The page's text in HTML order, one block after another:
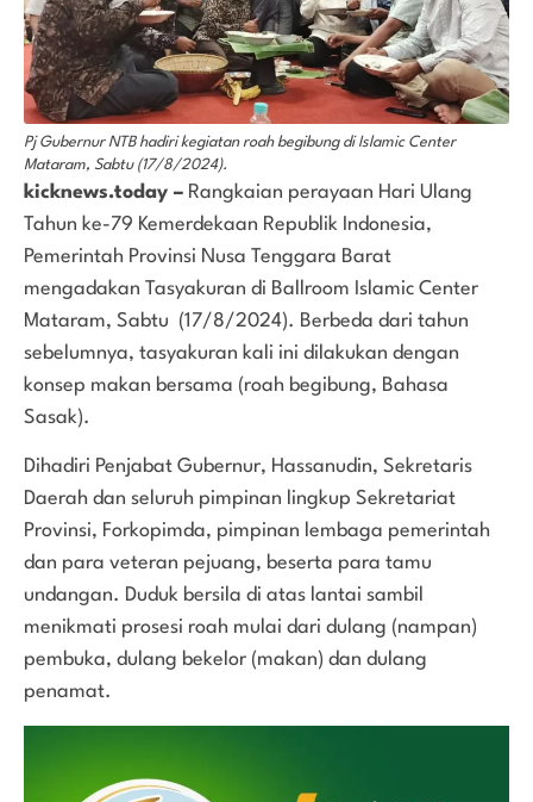
Pj Gubernur NTB hadiri kegiatan roah begibung di Islamic Center
Mataram, Sabtu (17/8/2024).
kicknews.today – Rangkaian perayaan Hari Ulang
Tahun ke-79 Kemerdekaan Republik Indonesia,
Pemerintah Provinsi Nusa Tenggara Barat
mengadakan Tasyakuran di Ballroom Islamic Center
Mataram, Sabtu (17/8/2024). Berbeda dari tahun
sebelumnya, tasyakuran kali ini dilakukan dengan
konsep makan bersama (roah begibung, Bahasa
Sasak).
Dihadiri Penjabat Gubernur, Hassanudin, Sekretaris
Daerah dan seluruh pimpinan lingkup Sekretariat
Provinsi, Forkopimda, pimpinan lembaga pemerintah
dan para veteran pejuang, beserta para tamu
undangan. Duduk bersila di atas lantai sambil
menikmati prosesi roah mulai dari dulang (nampan)
pembuka, dulang bekelor (makan) dan dulang
penamat.